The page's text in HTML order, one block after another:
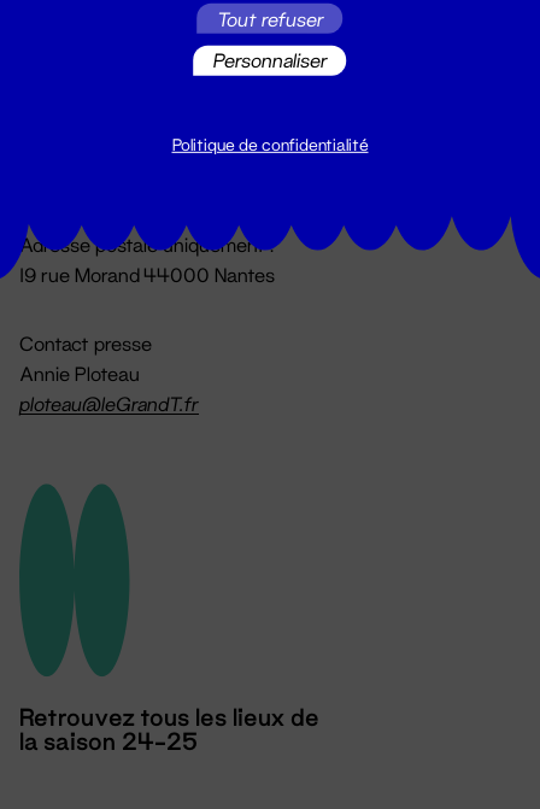
Du lundi au vendredi 14h → 18h
Adresse postale uniquement :
19 rue Morand 44000 Nantes
Contact presse
Annie Ploteau
ploteau@leGrandT.fr
Retrouvez tous les lieux de
la saison 24-25
Tout refuser
Personnaliser
Politique de confidentialité